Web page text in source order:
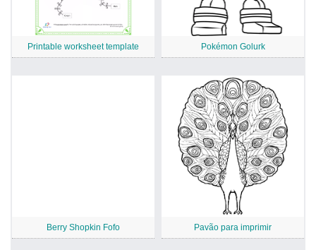
Printable worksheet template Pokémon Golurk
Berry Shopkin Fofo Pavão para imprimir